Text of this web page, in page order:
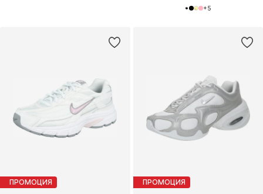
+5
ПРОМОЦИЯ ПРОМОЦИЯ